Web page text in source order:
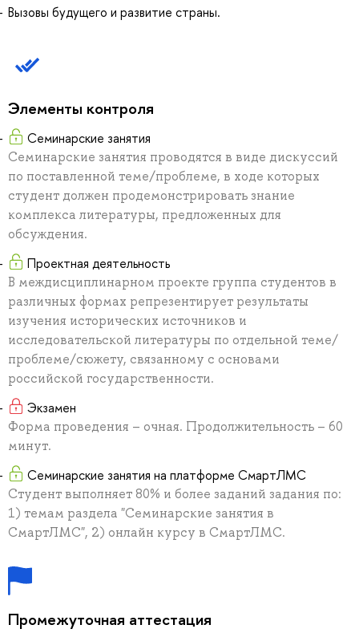
Вызовы будущего и развитие страны.
Элементы контроля
Семинарские занятия
Семинарские занятия проводятся в виде дискуссий
по поставленной теме/проблеме, в ходе которых
студент должен продемонстрировать знание
комплекса литературы, предложенных для
обсуждения.
Проектная деятельность
В междисциплинарном проекте группа студентов в
различных формах репрезентирует результаты
изучения исторических источников и
исследовательской литературы по отдельной теме/
проблеме/сюжету, связанному с основами
российской государственности.
Экзамен
Форма проведения – очная. Продолжительность – 60
минут.
Семинарские занятия на платформе СмартЛМС
Студент выполняет 80% и более заданий задания по:
1) темам раздела "Семинарские занятия в
СмартЛМС", 2) онлайн курсу в СмартЛМС.
Промежуточная аттестация